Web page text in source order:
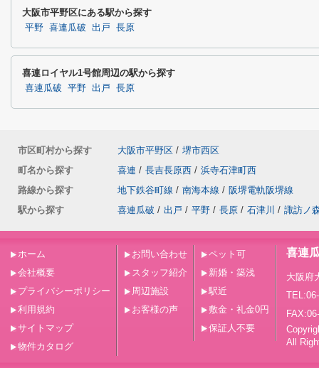
大阪市平野区にある駅から探す
平野 喜連瓜破 出戸 長原
喜連ロイヤル1号館周辺の駅から探す
喜連瓜破 平野 出戸 長原
市区町村から探す 大阪市平野区 / 堺市西区
町名から探す
喜連 / 長吉長原西 / 浜寺石津町西
路線から探す
地下鉄谷町線 / 南海本線 / 阪堺電軌阪堺線
駅から探す
喜連瓜破 / 出戸 / 平野 / 長原 / 石津川 / 諏訪ノ
ホーム
会社概要
プライバシーポリシー
利用規約
サイトマップ
物件カタログ
お問い合わせ
スタッフ紹介
周辺施設
お客様の声
ペット可
新婚・築浅
駅近
敷金・礼金0円
保証人不要
喜連
大阪府
All